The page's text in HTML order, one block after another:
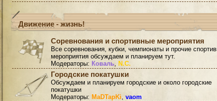
Движение - жизнь!
Соревнования и спортивные мероприятия
Все соревнования, кубки, чемпионаты и прочие
мероприятия обсуждаем и планируем тут.
Модераторы: Коваль, N.C.
Городские покатушки
Обсуждаем и планируем городские и около городские
покатушки
Модераторы: MaDTapKi, vaom